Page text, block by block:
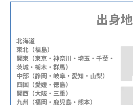
出身地
北海道
東北（福島）
関東（東京・神奈川・埼玉・千葉・
茨城・栃木・群馬）
中部（静岡・岐阜・愛知・山梨）
四国（愛媛・徳島）
関西（大阪・三重）
九州（福岡・鹿児島・熊本）